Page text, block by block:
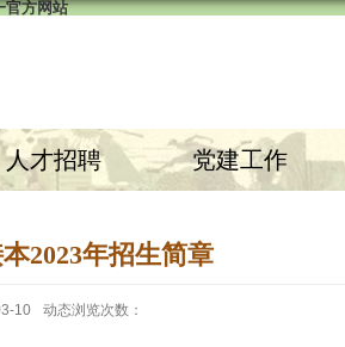
官方网站
人才招聘 党建工作
2023年招生简章
10 动态浏览次数：